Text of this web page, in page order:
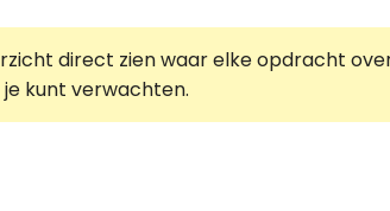
direct zien waar elke opdracht
je kunt verwachten.